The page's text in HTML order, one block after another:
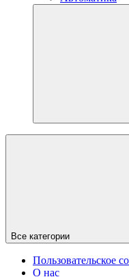
Все категории
Пользовательское
О нас